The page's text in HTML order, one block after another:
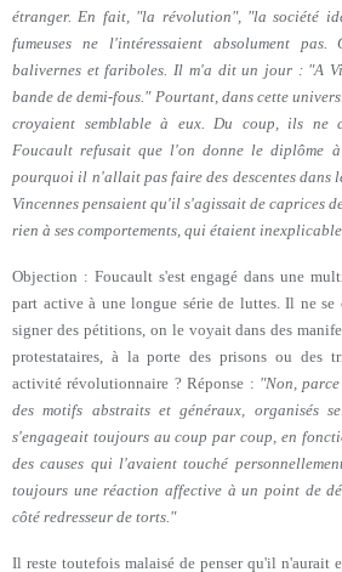
étranger. En fait, "la révolution", "la société
fumeuses ne l'intéressaient absolument
balivernes et fariboles. Il m'a dit un jour : "A
bande de demi-fous." Pourtant, dans cette
croyaient semblable à eux. Du coup, ils ne
Foucault refusait que l'on donne le diplôme
pourquoi il n'allait pas faire des descentes dans
Vincennes pensaient qu'il s'agissait de caprices
rien à ses comportements, qui étaient
Objection : Foucault s'est engagé dans une
part active à une longue série de luttes. Il ne se
signer des pétitions, on le voyait dans des
protestataires, à la porte des prisons ou des
activité révolutionnaire ? Réponse : "Non,
des motifs abstraits et généraux, organisés
s'engageait toujours au coup par coup, en
des causes qui l'avaient touché per
toujours une réaction affective à un point de
côté redresseur de torts."
Il reste toutefois malaisé de penser qu'il n'aurait